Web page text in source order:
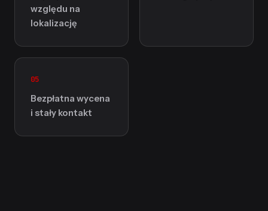
względu na
lokalizację
05
Bezpłatna wycena
i stały kontakt